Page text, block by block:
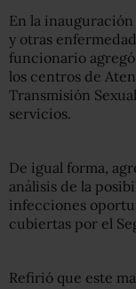
En la
y otras
funcionario
los centros de
Transmisión
servicios.
De igual forma,
análisis de la
infecciones
cubiertas por el
Refirió que este